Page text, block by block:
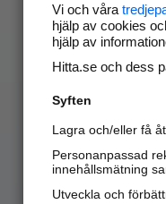
Vi och våra
hjälp av cookies
hjälp av
Hitta.se och dess
Syften
Lagra och/eller få
Personanpassad
innehållsmätning
Utveckla och